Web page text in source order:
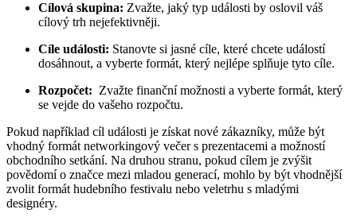
Cílová skupina: Zvažte, jaký typ události ⁤by oslovil váš
cílový trh‌ nejefektivněji.
Cíle události: Stanovte ⁤si⁤ jasné cíle, které chcete událostí
dosáhnout, ‌a vyberte‌ formát, který nejlépe splňuje tyto cíle.
Rozpočet: ⁣ Zvažte finanční ⁢možnosti a vyberte formát,⁣ který ​
se vejde do vašeho rozpočtu.
Pokud například⁤ cíl události je získat nové zákazníky, ⁢může být
vhodný formát networkingový večer s prezentacemi a možností
obchodního setkání. Na druhou stranu, pokud cílem‍ je zvýšit
povědomí o značce mezi ⁢mladou generací, mohlo by ⁢být vhodnější
zvolit formát hudebního festivalu nebo ⁢veletrhu s mladými
designéry.